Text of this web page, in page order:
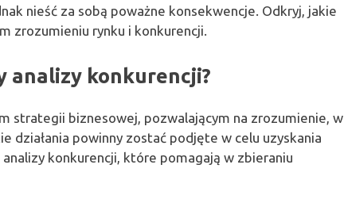
nieść za sobą poważne konsekwencje. Odkryj, jakie
zrozumieniu rynku i konkurencji.
analizy konkurencji?
strategii biznesowej, pozwalającym na zrozumienie, w
działania powinny zostać podjęte w celu uzyskania
konkurencji, które pomagają w zbieraniu